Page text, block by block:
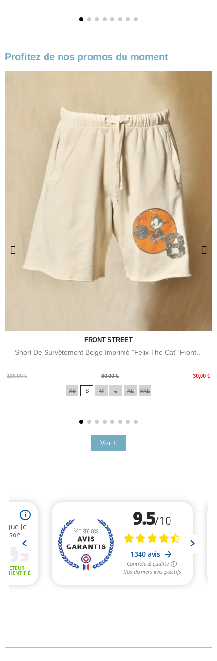
Profitez de nos promos du moment
FRONT STREET
Short De Survêtement Beige Imprimé "Felix The Cat" Front...
139,00 €
Prix
60,00 € 30,00 €
Prix
XS S M L XL XXL
Voir +